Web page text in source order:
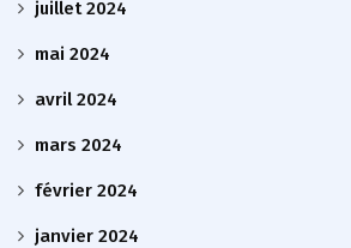
juillet 2024
mai 2024
avril 2024
mars 2024
février 2024
janvier 2024